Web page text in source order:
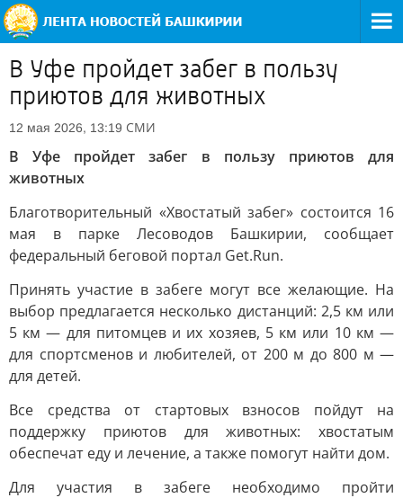
В Уфе пройдет забег в пользу
приютов для животных
12 мая 2026, 13:19 СМИ
В Уфе пройдет забег в пользу приютов для
животных
Благотворительный «Хвостатый забег» состоится 16
мая в парке Лесоводов Башкирии, сообщает
федеральный беговой портал Get.Run.
Принять участие в забеге могут все желающие. На
выбор предлагается несколько дистанций: 2,5 км или
5 км — для питомцев и их хозяев, 5 км или 10 км —
для спортсменов и любителей, от 200 м до 800 м —
для детей.
Все средства от стартовых взносов пойдут на
поддержку приютов для животных: хвостатым
обеспечат еду и лечение, а также помогут найти дом.
Для участия в забеге необходимо пройти